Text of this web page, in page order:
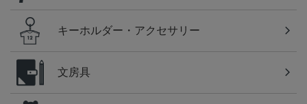
キーホルダー・アクセサリー
文房具